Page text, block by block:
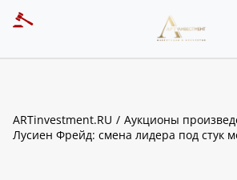
ARTinvestment.RU
Аукционы
Лусиен Фрейд: смена лидера под стук